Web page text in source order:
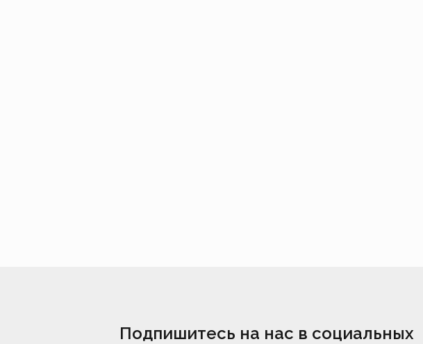
Подпишитесь на нас в социальных